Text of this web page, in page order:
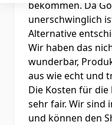
bekommen. Da
unerschwinglich
Alternative
Wir haben das
wunderbar,
aus wie echt und
Die Kosten für
sehr fair. Wir sind
und können den